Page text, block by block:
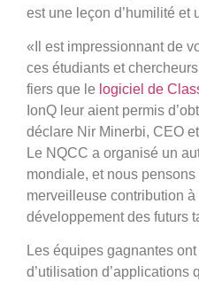
est une leçon d’humilité et
«Il est impressionnant de
ces étudiants et
fiers que le logiciel de
IonQ leur aient permis
déclare Nir Minerbi, CEO
Le NQCC a organisé un
mondiale, et nous pensons
merveilleuse contribution à
développement des futurs
Les équipes gagnantes
d’utilisation d’applications